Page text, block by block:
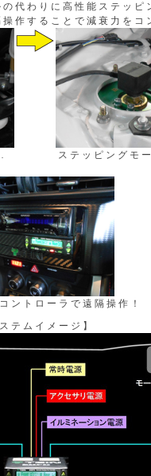
代わりに高性能ステッピ
作することで減衰力をコ
ステッピングモ
ントローラで遠隔操作！
ステムイメージ】